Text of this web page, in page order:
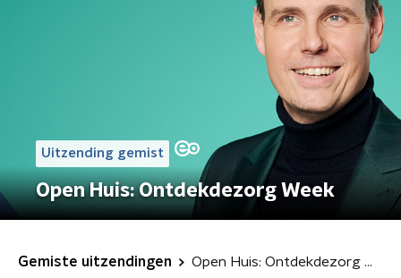
Uitzending gemist
Open Huis: Ontdekdezorg Week
Gemiste uitzendingen Open Huis: Ontdekdezorg Week